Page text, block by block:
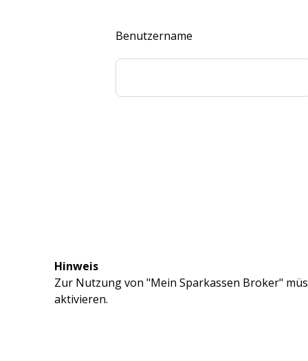
Benutzername
Hinweis
Zur Nutzung von "Mein Sparkassen Broker"
aktivieren.